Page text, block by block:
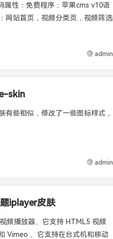
属性：免费程序：苹果cms v10语
站首页，视频分类页，视频筛选
admin
skin
些相似，修改了一些图标样式，
admin
iplayer皮肤
频播放器。它支持 HTML5 视频
Vimeo 。它支持在台式机和移动